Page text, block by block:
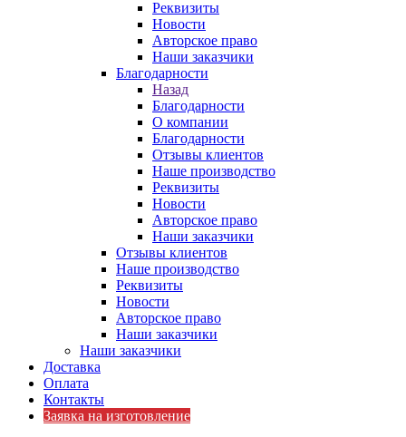
Реквизиты
Новости
Авторское право
Наши заказчики
Благодарности
Назад
Благодарности
О компании
Благодарности
Отзывы клиентов
Наше производство
Реквизиты
Новости
Авторское право
Наши заказчики
Отзывы клиентов
Наше производство
Реквизиты
Новости
Авторское право
Наши заказчики
Наши заказчики
Доставка
Оплата
Контакты
Заявка на изготовление